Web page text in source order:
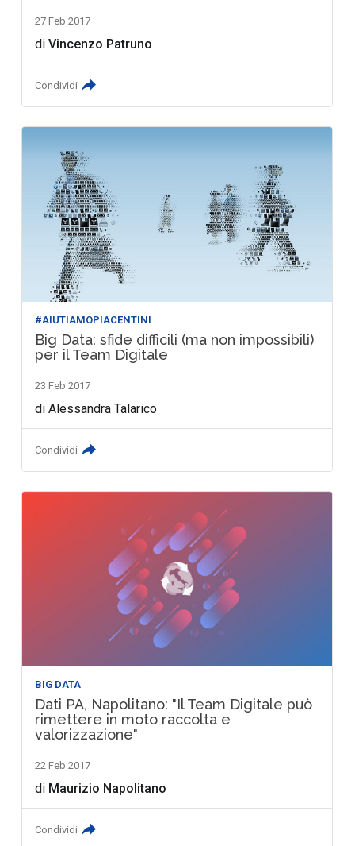
27 Feb 2017
diVincenzo Patruno
Condividi
#AIUTIAMOPIACENTINI
Big Data: sfide difficili (ma non impossibili)
per il Team Digitale
23 Feb 2017
di Alessandra Talarico
Condividi
BIG DATA
Dati PA, Napolitano: "Il Team Digitale può
rimettere in moto raccolta e
valorizzazione"
22 Feb 2017
di Maurizio Napolitano
Condividi